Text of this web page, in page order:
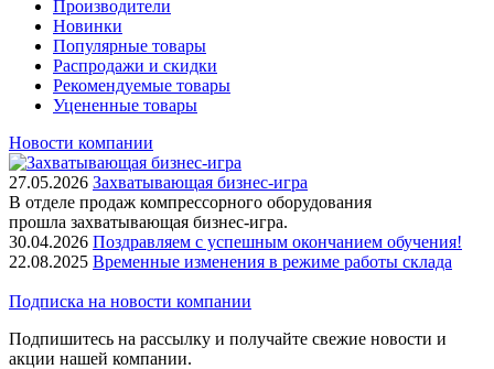
Производители
Новинки
Популярные товары
Распродажи и скидки
Рекомендуемые товары
Уцененные товары
Новости компании
27.05.2026 Захватывающая бизнес-игра
В отделе продаж компрессорного оборудования
прошла захватывающая бизнес-игра.
30.04.2026 Поздравляем с успешным окончанием обучения!
22.08.2025 Временные изменения в режиме работы склада
Подписка на новости компании
Подпишитесь на рассылку и получайте свежие новости и
акции нашей компании.